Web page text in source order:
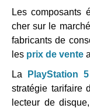
Les composants
cher sur le
fabricants de
les prix de vente
La
PlayStation
stratégie tarifaire
lecteur de